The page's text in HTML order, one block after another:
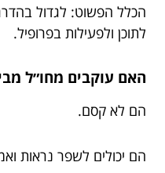
הכלל הפשוט: לגדול
לתוכן ולפעילות בפרופיל.
האם עוקבים מחו״ל
הם לא קסם.
הם יכולים לשפר נראות